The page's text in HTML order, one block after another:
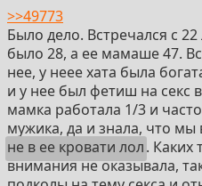
>>49773
Было дело. Встречался с
было 28, а ее мамаше 47.
нее, у неее хата была
и у нее был фетиш на секс
мамка работала 1/3 и
мужика, да и знала, что мы
не в ее кровати лол. Каких
внимания не оказывала,